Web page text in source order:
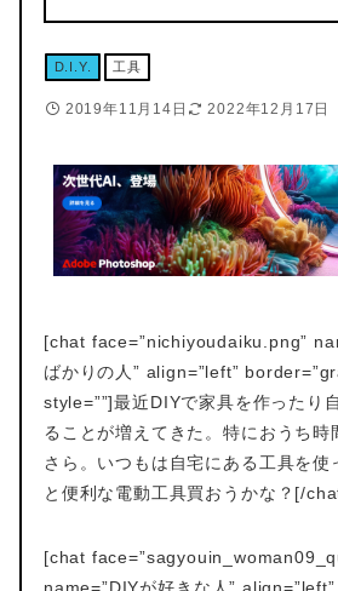
D.I.Y. 工具
2019年11月14日 2022年12月17日
[chat face=”nichiyoudaiku.png”
ばかりの人” align=”left”
style=””]最近DIYで家具を作ったり
ることが増えてきた。特におうち時
さら。いつもは自宅にある工具を使
と便利な電動工具買おうかな？[/
[chat